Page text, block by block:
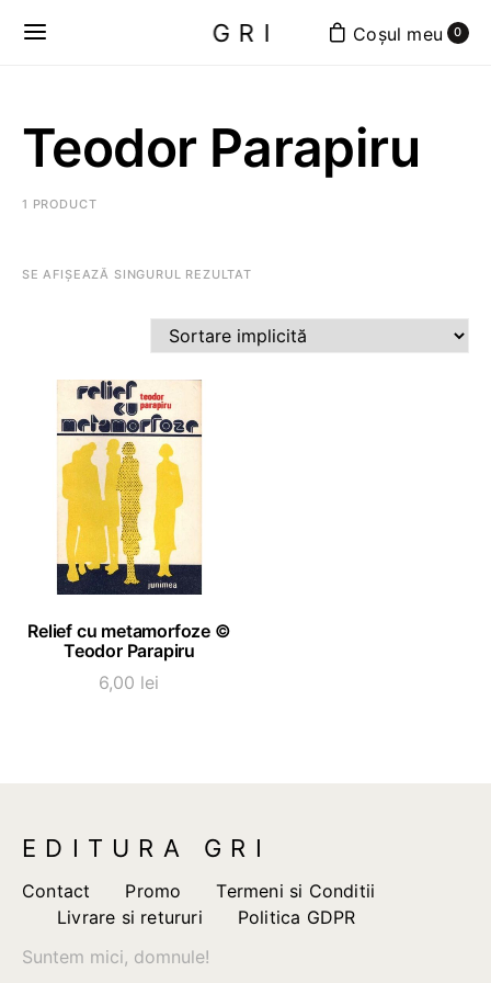
GRI 0
Teodor Parapiru
1 PRODUCT
SE AFIȘEAZĂ SINGURUL REZULTAT
ADAUGĂ ÎN COȘ
Relief cu metamorfoze ©
Teodor Parapiru
6,00 lei
EDITURA GRI
Contact Promo
Termeni si Conditii
Livrare si retururi
Politica GDPR
Suntem mici, domnule!